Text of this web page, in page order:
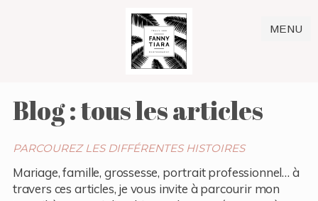
MENU
Blog : tous les articles
PARCOUREZ LES DIFFÉRENTES HISTOIRES
Mariage, famille, grossesse, portrait professionnel… à
travers ces articles, je vous invite à parcourir mon